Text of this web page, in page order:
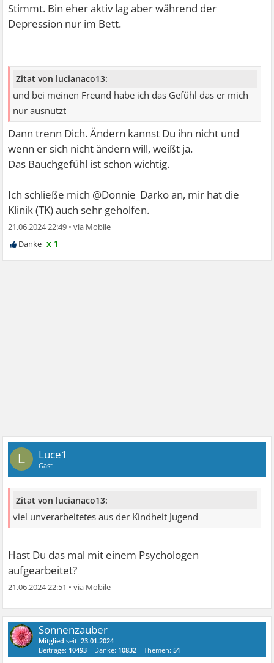
Stimmt. Bin eher aktiv lag aber während der
Depression nur im Bett.
Zitat von lucianaco13:
und bei meinen Freund habe ich das Gefühl das er mich
nur ausnutzt
Dann trenn Dich. Ändern kannst Du ihn nicht und
wenn er sich nicht ändern will, weißt ja.
Das Bauchgefühl ist schon wichtig.
Ich schließe mich @Donnie_Darko an, mir hat die
Klinik (TK) auch sehr geholfen.
21.06.2024 22:49 •
x 1
L Luce1
Gast
Zitat von lucianaco13:
viel unverarbeitetes aus der Kindheit Jugend
Hast Du das mal mit einem Psychologen
aufgearbeitet?
21.06.2024 22:51 •
Sonnenzauber
Mitglied seit:23.01.2024
Beiträge: 10493 Danke: 10832 Themen:51